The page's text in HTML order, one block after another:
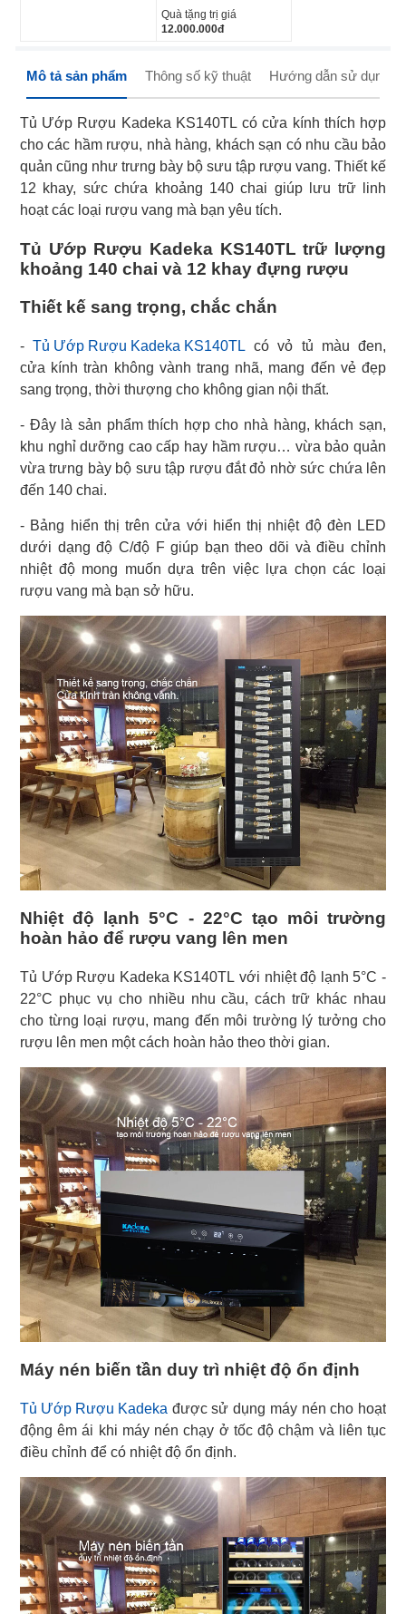
Quà tặng trị giá
12.000.000đ
Mô tả sản phẩm Thông số kỹ thuật Hướng dẫn sử dụng
Tủ Ướp Rượu Kadeka KS140TL có cửa kính thích hợp
cho các hầm rượu, nhà hàng, khách sạn có nhu cầu bảo
quản cũng như trưng bày bộ sưu tập rượu vang. Thiết kế
12 khay, sức chứa khoảng 140 chai giúp lưu trữ linh
hoạt các loại rượu vang mà bạn yêu tích.
Tủ Ướp Rượu Kadeka KS140TL trữ lượng
khoảng 140 chai và 12 khay đựng rượu
Thiết kế sang trọng, chắc chắn
- Tủ Ướp Rượu Kadeka KS140TL có vỏ tủ màu đen,
cửa kính tràn không vành trang nhã, mang đến vẻ đẹp
sang trọng, thời thượng cho không gian nội thất.
- Đây là sản phẩm thích hợp cho nhà hàng, khách sạn,
khu nghỉ dưỡng cao cấp hay hầm rượu… vừa bảo quản
vừa trưng bày bộ sưu tập rượu đắt đỏ nhờ sức chứa lên
đến 140 chai.
- Bảng hiển thị trên cửa với hiển thị nhiệt độ đèn LED
dưới dạng độ C/độ F giúp bạn theo dõi và điều chỉnh
nhiệt độ mong muốn dựa trên việc lựa chọn các loại
rượu vang mà bạn sở hữu.
Nhiệt độ lạnh 5°C - 22°C tạo môi trường
hoàn hảo để rượu vang lên men
Tủ Ướp Rượu Kadeka KS140TL với nhiệt độ lạnh 5°C -
22°C phục vụ cho nhiều nhu cầu, cách trữ khác nhau
cho từng loại rượu, mang đến môi trường lý tưởng cho
rượu lên men một cách hoàn hảo theo thời gian.
Máy nén biến tần duy trì nhiệt độ ổn định
Tủ Ướp Rượu Kadeka được sử dụng máy nén cho hoạt
động êm ái khi máy nén chạy ở tốc độ chậm và liên tục
điều chỉnh để có nhiệt độ ổn định.